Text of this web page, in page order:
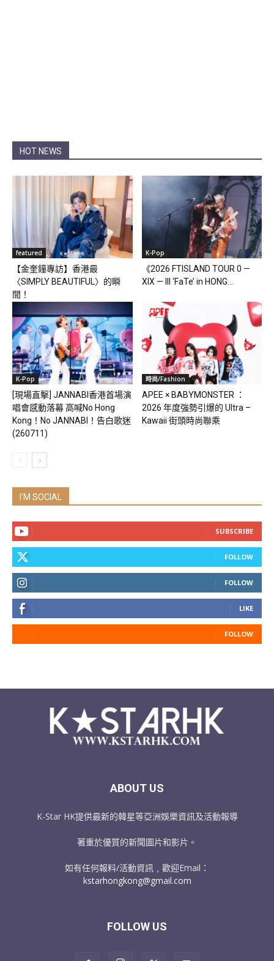
HOT NEWS
featured
【金奎鐘專訪】香港最
〈SIMPLY BEAUTIFUL〉的瞬
間！
K-Pop
《2026 FTISLAND TOUR 0 —
XIX — III ‘FaTe’ in HONG...
K-Pop
[現場直擊] JANNABI香港首場演
唱會感動落幕 高喊No Hong
Kong！No JANNABI！告白歌迷
(260711)
時尚/Fashion
APEE × BABYMONSTER ：
2026 年度強勢引爆的 Ultra –
Kawaii 街頭時尚聯乘
I'M SOCIAL
SUBSCRIBE
FOLLOW
FOLLOW
LIKE
FOLLOW
ABOUT US
K-Star HK提供最新的韓星等亞洲娛樂資訊及活動報導
著重於優質的新聞圖片和影片。
如有任何報料/活動資訊﹐歡迎Email：
kstarhongkong@gmail.com
FOLLOW US